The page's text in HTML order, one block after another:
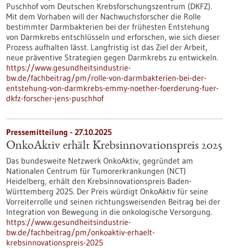
Puschhof vom Deutschen Krebsforschungszentrum (DKFZ).
Mit dem Vorhaben will der Nachwuchsforscher die Rolle
bestimmter Darmbakterien bei der frühesten Entstehung
von Darmkrebs entschlüsseln und erforschen, wie sich dieser
Prozess aufhalten lässt. Langfristig ist das Ziel der Arbeit,
neue präventive Strategien gegen Darmkrebs zu entwickeln.
https://www.gesundheitsindustrie-
bw.de/fachbeitrag/pm/rolle-von-darmbakterien-bei-der-
entstehung-von-darmkrebs-emmy-noether-foerderung-fuer-
dkfz-forscher-jens-puschhof
Pressemitteilung - 27.10.2025
OnkoAktiv erhält Krebsinnovationspreis 2025
Das bundesweite Netzwerk OnkoAktiv, gegründet am
Nationalen Centrum für Tumorerkrankungen (NCT)
Heidelberg, erhält den Krebsinnovationspreis Baden-
Württemberg 2025. Der Preis würdigt OnkoAktiv für seine
Vorreiterrolle und seinen richtungsweisenden Beitrag bei der
Integration von Bewegung in die onkologische Versorgung.
https://www.gesundheitsindustrie-
bw.de/fachbeitrag/pm/onkoaktiv-erhaelt-
krebsinnovationspreis-2025